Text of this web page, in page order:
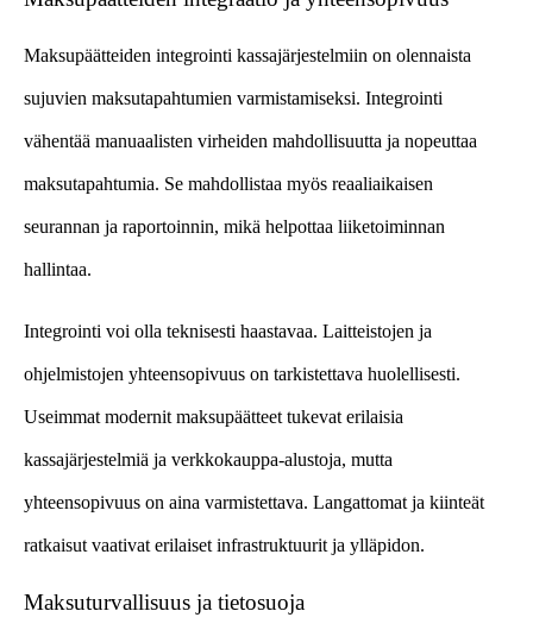
Maksupäätteiden integrointi kassajärjestelmiin on olennaista
sujuvien maksutapahtumien varmistamiseksi. Integrointi
vähentää manuaalisten virheiden mahdollisuutta ja nopeuttaa
maksutapahtumia. Se mahdollistaa myös reaaliaikaisen
seurannan ja raportoinnin, mikä helpottaa liiketoiminnan
hallintaa.
Integrointi voi olla teknisesti haastavaa. Laitteistojen ja
ohjelmistojen yhteensopivuus on tarkistettava huolellisesti.
Useimmat modernit maksupäätteet tukevat erilaisia
kassajärjestelmiä ja verkkokauppa-alustoja, mutta
yhteensopivuus on aina varmistettava. Langattomat ja kiinteät
ratkaisut vaativat erilaiset infrastruktuurit ja ylläpidon.
Maksuturvallisuus ja tietosuoja